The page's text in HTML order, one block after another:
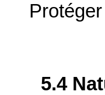
5.4